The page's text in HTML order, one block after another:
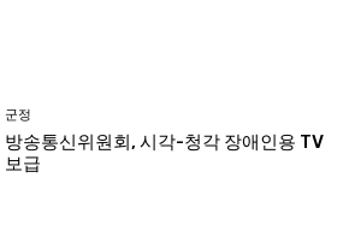
군정
방송통신위원회, 시각-청각 장애인용 TV
보급